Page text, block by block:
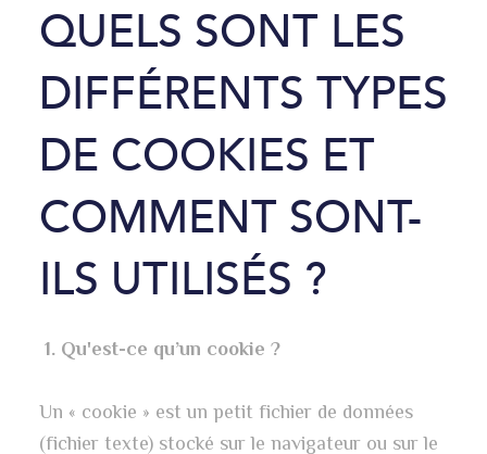
QUELS SONT LES
DIFFÉRENTS TYPES
DE COOKIES ET
COMMENT SONT-
ILS UTILISÉS ?
1. Qu'est-ce qu’un cookie ?
Un « cookie » est un petit fichier de données
(fichier texte) stocké sur le navigateur ou sur le